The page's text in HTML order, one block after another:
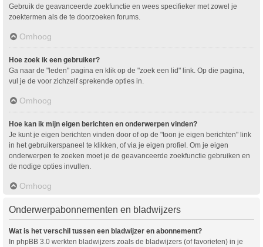
Gebruik de geavanceerde zoekfunctie en wees specifieker met zowel je
zoektermen als de te doorzoeken forums.
Omhoog
Hoe zoek ik een gebruiker?
Ga naar de "leden" pagina en klik op de "zoek een lid" link. Op die pagina,
vul je de voor zichzelf sprekende opties in.
Omhoog
Hoe kan ik mijn eigen berichten en onderwerpen vinden?
Je kunt je eigen berichten vinden door of op de "toon je eigen berichten" link
in het gebruikerspaneel te klikken, of via je eigen profiel. Om je eigen
onderwerpen te zoeken moet je de geavanceerde zoekfunctie gebruiken en
de nodige opties invullen.
Omhoog
Onderwerpabonnementen en bladwijzers
Wat is het verschil tussen een bladwijzer en abonnement?
In phpBB 3.0 werkten bladwijzers zoals de bladwijzers (of favorieten) in je